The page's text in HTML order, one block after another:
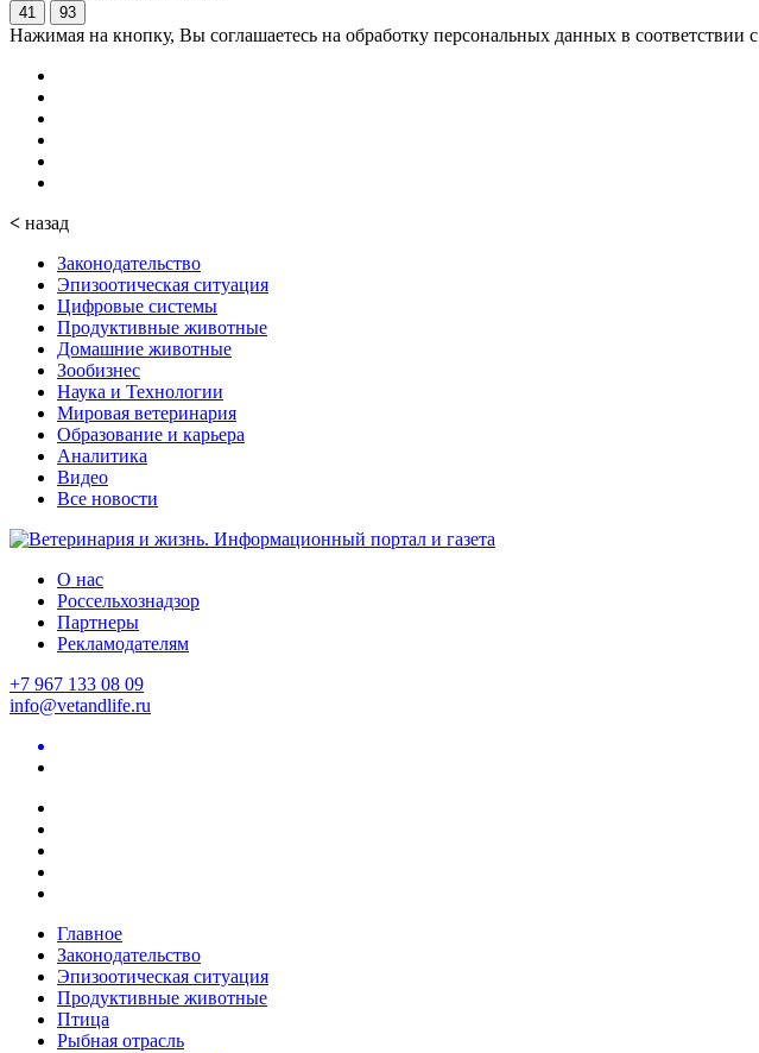
41 93
Нажимая на кнопку, Вы соглашаетесь на обработку персональных данных в соответствии с
< назад
Законодательство
Эпизоотическая ситуация
Цифровые системы
Продуктивные животные
Домашние животные
Зообизнес
Наука и Технологии
Мировая ветеринария
Образование и карьера
Аналитика
Видео
Все новости
О нас
Россельхознадзор
Партнеры
Рекламодателям
+7 967 133 08 09
info@vetandlife.ru
Главное
Законодательство
Эпизоотическая ситуация
Продуктивные животные
Птица
Рыбная отрасль